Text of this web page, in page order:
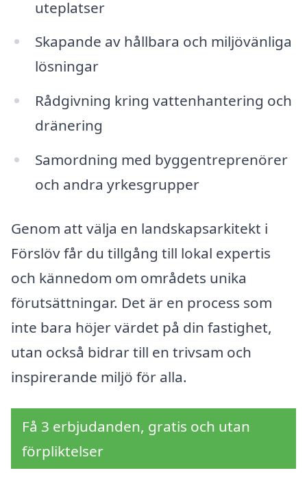
uteplatser
Skapande av hållbara och miljövänliga
lösningar
Rådgivning kring vattenhantering och
dränering
Samordning med byggentreprenörer
och andra yrkesgrupper
Genom att välja en landskapsarkitekt i
Förslöv får du tillgång till lokal expertis
och kännedom om områdets unika
förutsättningar. Det är en process som
inte bara höjer värdet på din fastighet,
utan också bidrar till en trivsam och
inspirerande miljö för alla.
Få 3 erbjudanden, gratis och utan
förpliktelser